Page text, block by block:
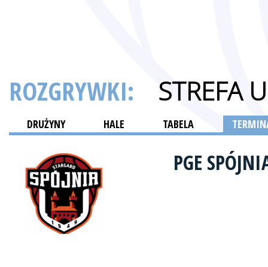
ROZGRYWKI: STREFA
DRUŻYNY HALE TABELA
PGE